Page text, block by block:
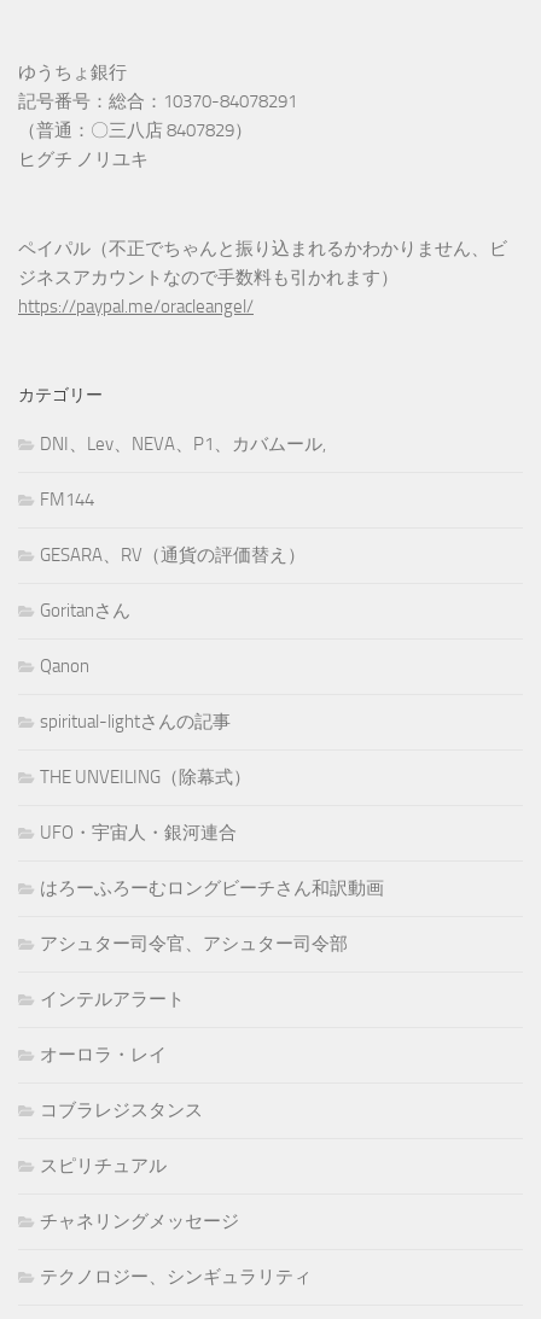
ゆうちょ銀行
記号番号：総合：10370-84078291
（普通：〇三八店 8407829）
ヒグチ ノリユキ
ペイパル（不正でちゃんと振り込まれるかわかりません、ビ
ジネスアカウントなので手数料も引かれます）
https://paypal.me/oracleangel/
カテゴリー
DNI、Lev、NEVA、P1、カバムール,
FM144
GESARA、RV（通貨の評価替え）
Goritanさん
Qanon
spiritual-lightさんの記事
THE UNVEILING（除幕式）
UFO・宇宙人・銀河連合
はろーふろーむロングビーチさん和訳動画
アシュター司令官、アシュター司令部
インテルアラート
オーロラ・レイ
コブラレジスタンス
スピリチュアル
チャネリングメッセージ
テクノロジー、シンギュラリティ